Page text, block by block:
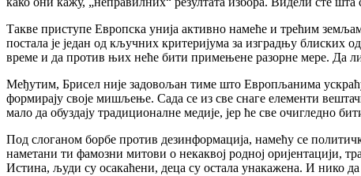
Такве приступе Европска унија активно намеће и трећим
постала је један од кључних критеријума за изградњу
време и да против њих неће бити примењене разорне мере. Да
Међутим, Брисел није задовољан тиме што Европљанима
формирају своје мишљење. Сада се из све снаге елементи
мало да обуздају традиционалне медије, јер ће све очигледно
Под слоганом борбе против дезинформација, намећу се
наметани ти фамозни митови о некаквој родној оријентацији,
Истина, људи су осакаћени, деца су остала унакажена. И нико